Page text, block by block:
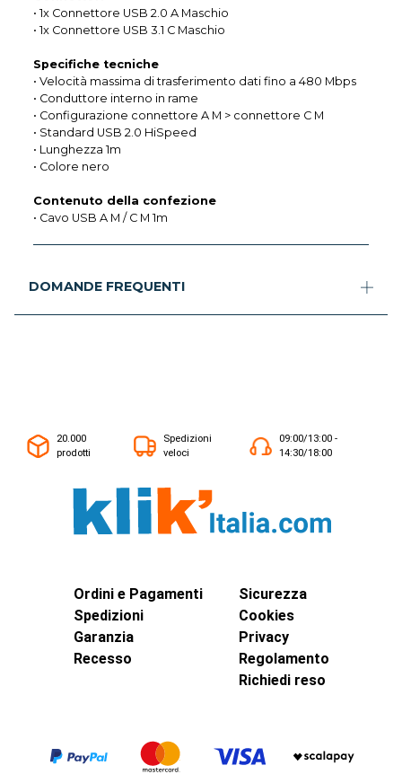
• 1x Connettore USB 2.0 A Maschio
• 1x Connettore USB 3.1 C Maschio
Specifiche tecniche
• Velocità massima di trasferimento dati fino a 480 Mbps
• Conduttore interno in rame
• Configurazione connettore A M > connettore C M
• Standard USB 2.0 HiSpeed
• Lunghezza 1m
• Colore nero
Contenuto della confezione
• Cavo USB A M / C M 1m
DOMANDE FREQUENTI
20.000
prodotti
Spedizioni
veloci
09:00/13:00 -
14:30/18:00
Ordini e Pagamenti
Spedizioni
Garanzia
Recesso
Sicurezza
Cookies
Privacy
Regolamento
Richiedi reso